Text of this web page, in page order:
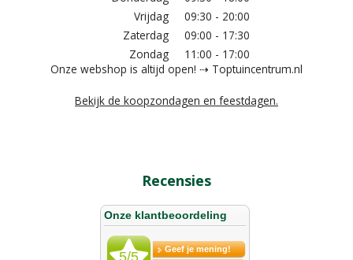
Vrijdag
09:30 - 20:00
Zaterdag
09:00 - 17:30
Zondag
11:00 - 17:00
Onze webshop is altijd open! ⇢ Toptuincentrum.nl
Bekijk de koopzondagen en feestdagen.
Recensies